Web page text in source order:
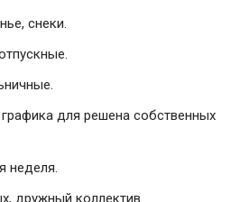
снеки.
для решена собственных
неделя.
дружный коллектив.